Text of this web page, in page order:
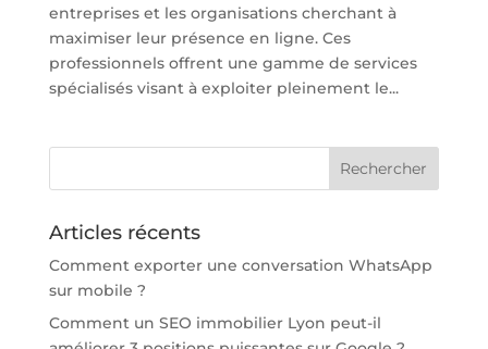
entreprises et les organisations cherchant à
maximiser leur présence en ligne. Ces
professionnels offrent une gamme de services
spécialisés visant à exploiter pleinement le...
Articles récents
Comment exporter une conversation WhatsApp
sur mobile ?
Comment un SEO immobilier Lyon peut-il